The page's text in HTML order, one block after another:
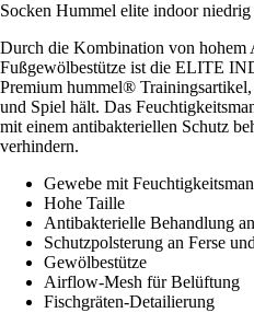
Socken Hummel elite indoor niedrig
Durch die Kombination von hohem
Fußgewölbestütze ist die ELITE
Premium hummel®
und Spiel hält. Das
mit einem antibakteriellen Schutz
verhindern.
Gewebe mit
Hohe Taille
Antibakterielle Behandlung
Schutzpolsterung an Ferse
Gewölbestütze
Airflow-Mesh für Belüftung
Fischgräten-Detailierung